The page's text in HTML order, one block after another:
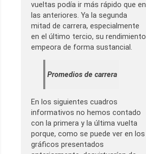
vueltas podía ir más rápido que en
las anteriores. Ya la segunda
mitad de carrera, especialmente
en el último tercio, su rendimiento
empeora de forma sustancial.
Promedios de carrera
En los siguientes cuadros
informativos no hemos contado
con la primera y la última vuelta
porque, como se puede ver en los
gráficos presentados